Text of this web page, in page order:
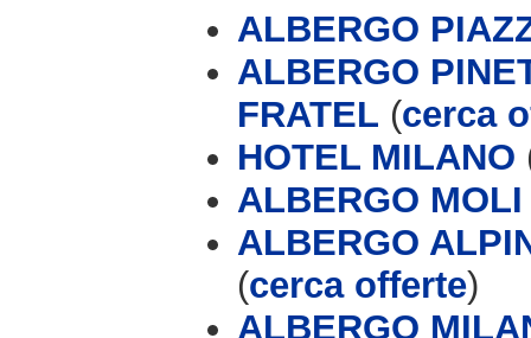
ALBERGO
ALBERGO
FRATEL (cerca
HOTEL MILANO
ALBERGO
ALBERGO
(cerca offerte)
ALBERGO